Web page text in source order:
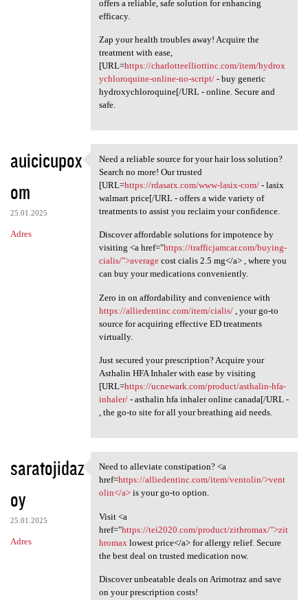
offers a reliable, safe solution for enhancing
efficacy.
Zap your health troubles away! Acquire the
treatment with ease,
[URL=https://charlotteelliottinc.com/item/hydrox
ychloroquine-online-no-script/- buy generic
hydroxychloroquine[/URL - online. Secure and
safe.
auicicupox
om
25.01.2025
Adres
Need a reliable source for
Need a reliable source for your hair loss solution?
Search no more! Our trusted
[URL=https://rdasatx.com/www-lasix-com/- lasix
walmart price[/URL - offers a wide variety of
treatments to assist you reclaim your confidence.
Discover affordable solutions for impotence by
visiting <a href="https://trafficjamcar.com/buying-
cialis/">averagecost cialis 2.5 mg</a> , where you
can buy your medications conveniently.
Zero in on affordability and convenience with
https://alliedentinc.com/item/cialis/, your go-to
source for acquiring effective ED treatments
virtually.
Just secured your prescription? Acquire your
Asthalin HFA Inhaler with ease by visiting
[URL=https://ucnewark.com/product/asthalin-hfa-
inhaler/- asthalin hfa inhaler online canada[/URL -
, the go-to site for all your breathing aid needs.
saratojidaz
oy
25.01.2025
Adres
Need to alleviate
Need to alleviate constipation? <a
href=https://alliedentinc.com/item/ventolin/>vent
olin</a>is your go-to option.
Visit <a
href="https://tei2020.com/product/zithromax/">zit
hromax lowest price</a> for allergy relief. Secure
the best deal on trusted medication now.
Discover unbeatable deals on Arimotraz and save
on your prescription costs!